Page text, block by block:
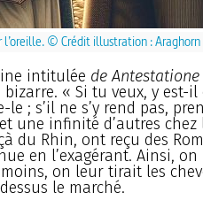
l’oreille. © Crédit illustration : Araghorn
intitulée de Antestatione
« Si tu veux, y est-il
; s’il ne s’y rend pas,
une infinité d’autres
du Rhin, ont reçu des
en l’exagérant. Ainsi,
on leur tirait les
le marché.